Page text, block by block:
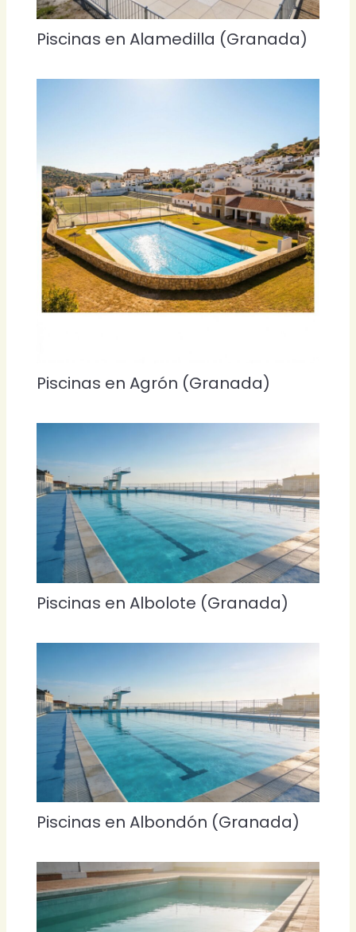
Piscinas en Alamedilla (Granada)
Piscinas en Agrón (Granada)
Piscinas en Albolote (Granada)
Piscinas en Albondón (Granada)